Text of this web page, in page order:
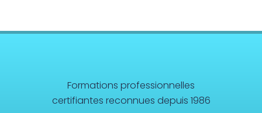
Formations professionnelles
certifiantes reconnues depuis 1986